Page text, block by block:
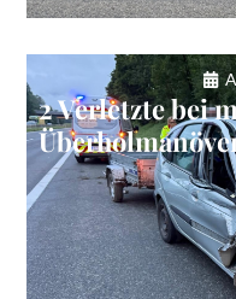
2 Verletzte bei